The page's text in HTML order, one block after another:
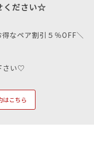
ください☆
なペア割引５％OFF＼
さい♡
はこちら